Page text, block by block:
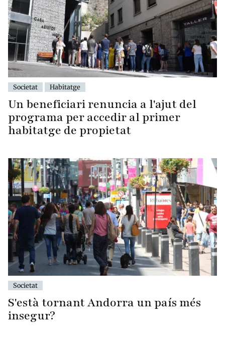
Societat Habitatge
Un beneficiari renuncia a l'ajut del
programa per accedir al primer
habitatge de propietat
Societat
S'està tornant Andorra un país més
insegur?